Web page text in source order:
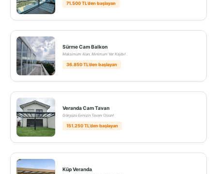
71.500 TL’den başlayan
Sürme Cam Balkon
Maksimum Alan, Minimum Yer Kaybı!
36.850 TL’den başlayan
Veranda Cam Tavan
Gökyüzü Evinizin Tavanı Olsun!
151.250 TL’den başlayan
Küp Veranda